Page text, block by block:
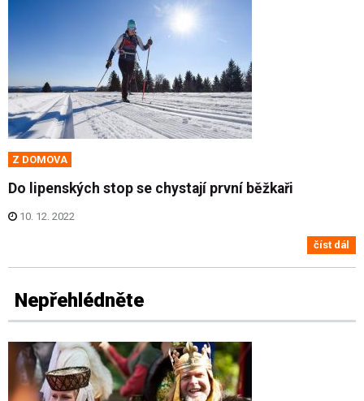
Z DOMOVA
Do lipenských stop se chystají první běžkaři
10. 12. 2022
číst dál
Nepřehlédněte